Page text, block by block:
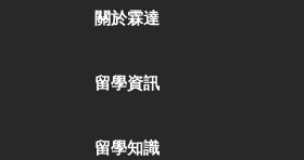
關於霖達
留學資訊
留學知識